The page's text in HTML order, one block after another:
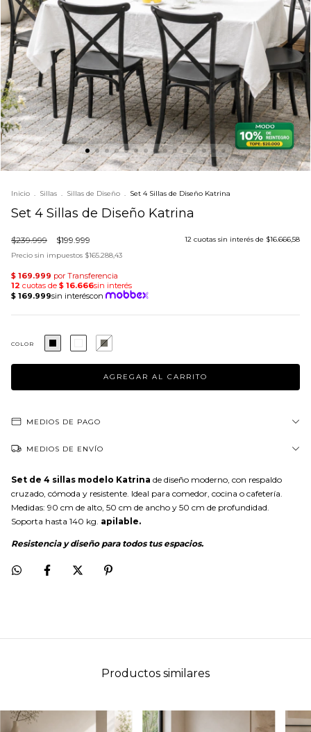
Inicio . Sillas . Sillas de Diseño . Set 4 Sillas de Diseño Katrina
Set 4 Sillas de Diseño Katrina
$239.999 $199.999 12 cuotas sin interés de $16.666,58
Precio sin impuestos $165.288,43
COLOR
MEDIOS DE PAGO
MEDIOS DE ENVÍO
Set de 4 sillas modelo Katrina de diseño moderno, con respaldo
cruzado, cómoda y resistente. Ideal para comedor, cocina o cafetería.
Medidas: 90 cm de alto, 50 cm de ancho y 50 cm de profundidad.
Soporta hasta 140 kg. apilable.
Resistencia y diseño para todos tus espacios.
Productos similares